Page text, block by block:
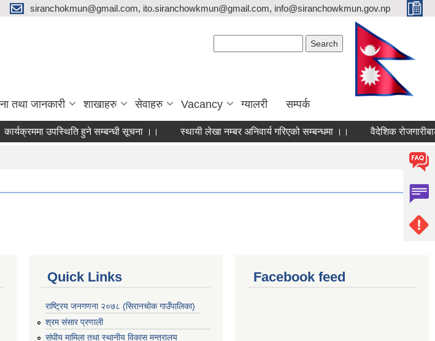
siranchokmun@gmail.com, ito.siranchowkmun@gmail.com, info@siranchowkmun.gov.np
तथा जानकारी शाखाहरु सेवाहरु Vacancy ग्यालरी सम्पर्क
उपस्थिति हुने सम्बन्धी सूचना ।। स्थायी लेखा नम्बर अनिवार्य गरिएको सम्बन्धमा ।। वैदेशिक
Quick Links
राष्ट्रिय जनगणना २०७८ (सिरानचोक गाउँपालिका)
श्रम संसार प्रणाली
संघीय मामिला तथा स्थानीय विकास मन्त्रालय
Facebook feed